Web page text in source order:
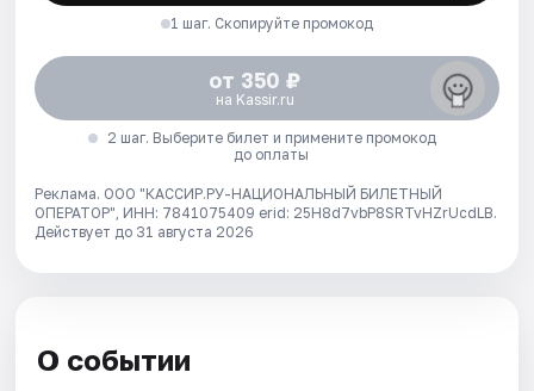
1 шаг. Скопируйте промокод
от 350 ₽
на Kassir.ru
2 шаг. Выберите билет и примените промокод
до оплаты
Реклама. ООО "КАССИР.РУ-НАЦИОНАЛЬНЫЙ БИЛЕТНЫЙ
ОПЕРАТОР", ИНН: 7841075409 erid: 25H8d7vbP8SRTvHZrUcdLB.
Действует до 31 августа 2026
О событии